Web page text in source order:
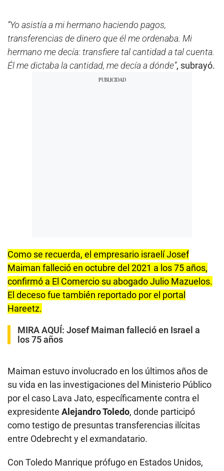
“Yo asistía a mi hermano haciendo pagos,
transferencias de dinero que él me ordenaba. Mi
hermano me decía: transfiere tal cantidad a tal cuenta.
Él me dictaba la cantidad, me decía a dónde”, subrayó.
Como se recuerda, el empresario israelí Josef
Maiman falleció en octubre del 2021 a los 75 años,
confirmó a El Comercio su abogado Julio Mazuelos.
El deceso fue también reportado por el portal
Hareetz.
MIRA AQUÍ: Josef Maiman falleció en Israel a
los 75 años
Maiman estuvo involucrado en los últimos años de
su vida en las investigaciones del Ministerio Público
por el caso Lava Jato, específicamente contra el
expresidente Alejandro Toledo, donde participó
como testigo de presuntas transferencias ilícitas
entre Odebrecht y el exmandatario.
Con Toledo Manrique prófugo en Estados Unidos,